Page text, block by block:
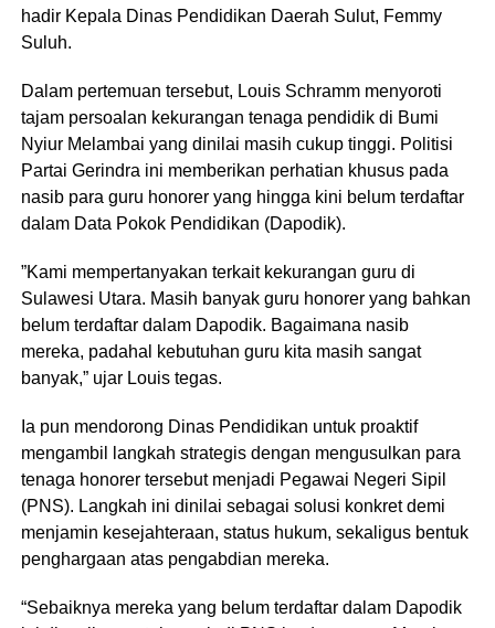
hadir Kepala Dinas Pendidikan Daerah Sulut, Femmy
Suluh.
​Dalam pertemuan tersebut, Louis Schramm menyoroti
tajam persoalan kekurangan tenaga pendidik di Bumi
Nyiur Melambai yang dinilai masih cukup tinggi. Politisi
Partai Gerindra ini memberikan perhatian khusus pada
nasib para guru honorer yang hingga kini belum terdaftar
dalam Data Pokok Pendidikan (Dapodik).
​”Kami mempertanyakan terkait kekurangan guru di
Sulawesi Utara. Masih banyak guru honorer yang bahkan
belum terdaftar dalam Dapodik. Bagaimana nasib
mereka, padahal kebutuhan guru kita masih sangat
banyak,” ujar Louis tegas.
​Ia pun mendorong Dinas Pendidikan untuk proaktif
mengambil langkah strategis dengan mengusulkan para
tenaga honorer tersebut menjadi Pegawai Negeri Sipil
(PNS). Langkah ini dinilai sebagai solusi konkret demi
menjamin kesejahteraan, status hukum, sekaligus bentuk
penghargaan atas pengabdian mereka.
​“Sebaiknya mereka yang belum terdaftar dalam Dapodik